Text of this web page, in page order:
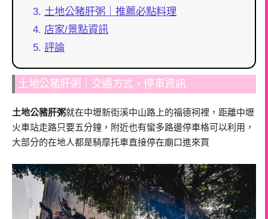
土地公豬肝粥｜推薦必點料理
店家/景點資訊
評論
土地公豬肝粥｜交通方式、停車資訊
土地公豬肝粥就在中壢新街溪中山路上的福德祠裡，距離中壢
火車站走路只要五分鐘，附近也有蠻多路邊停車格可以利用，
大部分的在地人都是騎摩托車直接停在廟口進來買